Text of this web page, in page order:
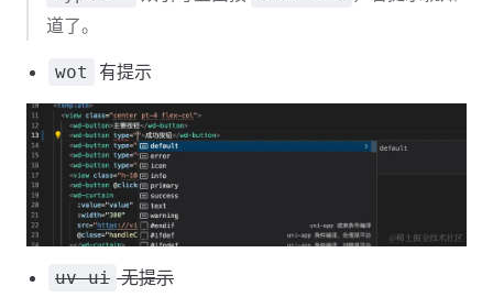
道了。
wot 有提示
uv-ui 无提示